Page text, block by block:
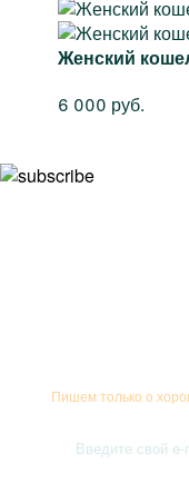
Женский
6 000 руб.
Пишем только о